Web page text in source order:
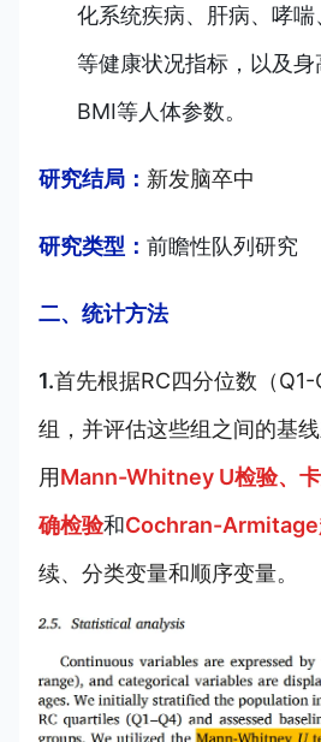
化系统疾病、肝病、哮
等健康状况指标，以及
BMI等人体参数。
研究结局： 新发脑卒中
研究类型： 前瞻性队列研究
二、统计方法
1.首先根据RC四分位数（
组，并评估这些组之间的基
用Mann-Whitney U检验、
确检验和Cochran-Armitage
续、分类变量和顺序变量。